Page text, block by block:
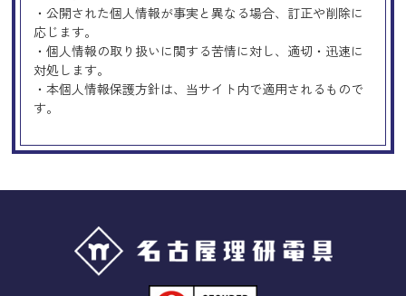
・公開された個人情報が事実と異なる場合、訂正や削除に
応じます。
・個人情報の取り扱いに関する苦情に対し、適切・迅速に
対処します。
・本個人情報保護方針は、当サイト内で適用されるもので
す。
Googleアナリティクスの使用につい
当サイトでは、より良いサービスの提供、またユーザビリ
ティの向上のため、Googleアナリティクスを使用し、当サ
イトの利用状況などのデータ収集及び解析を行っておりま
す。その際、「Cookie」を通じて、Googleがお客様のIPア